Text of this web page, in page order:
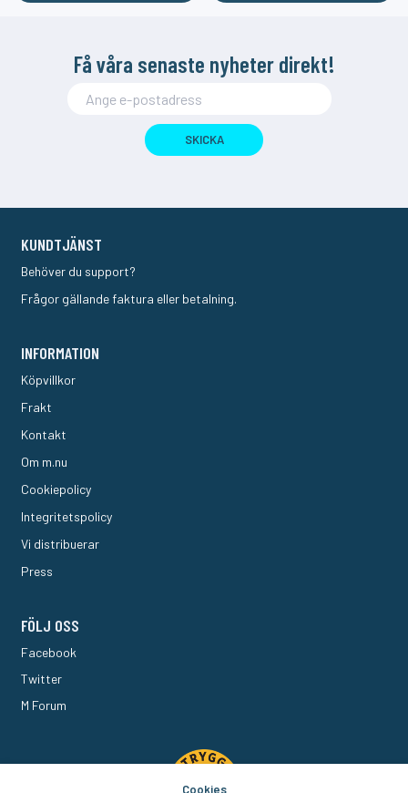
Få våra senaste nyheter direkt!
SKICKA
KUNDTJÄNST
Behöver du support?
Frågor gällande faktura eller betalning.
INFORMATION
Köpvillkor
Frakt
Kontakt
Om m.nu
Cookiepolicy
Integritetspolicy
Vi distribuerar
Press
FÖLJ OSS
Facebook
Twitter
M Forum
Cookies